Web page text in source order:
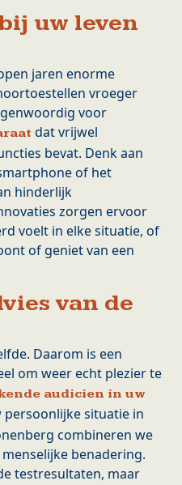
uw leven
jaren enorme
vroeger
voor
dat vrijwel
bevat. Denk aan
of het
hinderlijk
zorgen ervoor
voelt in elke situatie, of
of geniet van een
van de
Daarom is een
om weer echt plezier te
audicien in uw
situatie in
combineren we
benadering.
testresultaten, maar